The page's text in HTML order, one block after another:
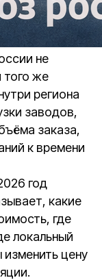
не
того же
региона
заводов,
заказа,
к времени
год
какие
где
локальный
цену